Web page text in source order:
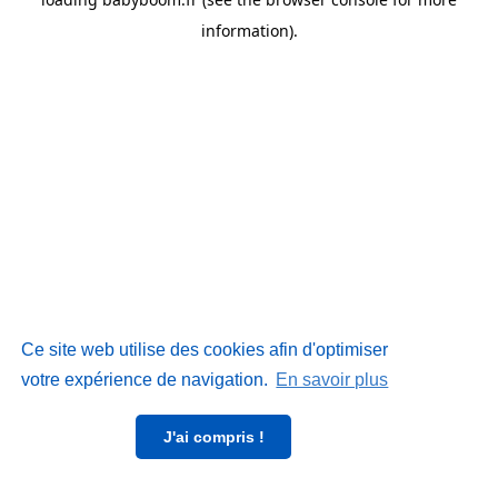
Ce site web utilise des cookies afin d'optimiser
votre expérience de navigation. En savoir plus
J'ai compris !
information).